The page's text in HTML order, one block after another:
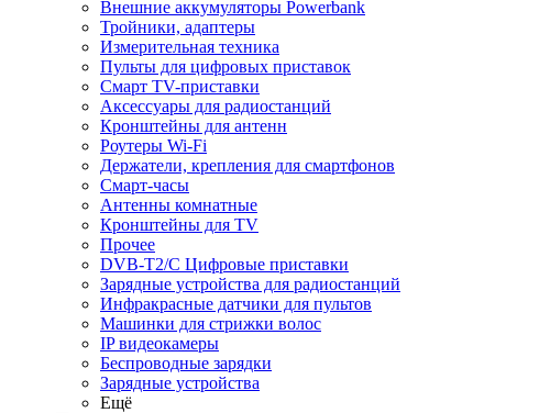
Внешние аккумуляторы Powerbank
Тройники, адаптеры
Измерительная техника
Пульты для цифровых приставок
Смарт ТV-приставки
Аксессуары для радиостанций
Кронштейны для антенн
Роутеры Wi-Fi
Держатели, крепления для смартфонов
Смарт-часы
Антенны комнатные
Кронштейны для TV
Прочее
DVB-T2/C Цифровые приставки
Зарядные устройства для радиостанций
Инфракрасные датчики для пультов
Машинки для стрижки волос
IP видеокамеры
Беспроводные зарядки
Зарядные устройства
Ещё